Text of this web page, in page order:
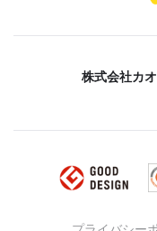
株式会社カ